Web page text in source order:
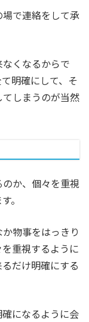
で連絡をして承
くなるからで
明確にして、そ
しまうのが当然
か、個々を重視
。
物事をはっきり
重視するように
だけ明確にする
になるように会